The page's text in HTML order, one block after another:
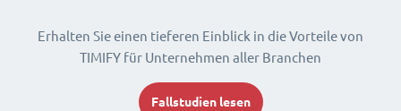
Erhalten Sie einen tieferen Einblick in die Vorteile von
TIMIFY für Unternehmen aller Branchen
Fallstudien lesen